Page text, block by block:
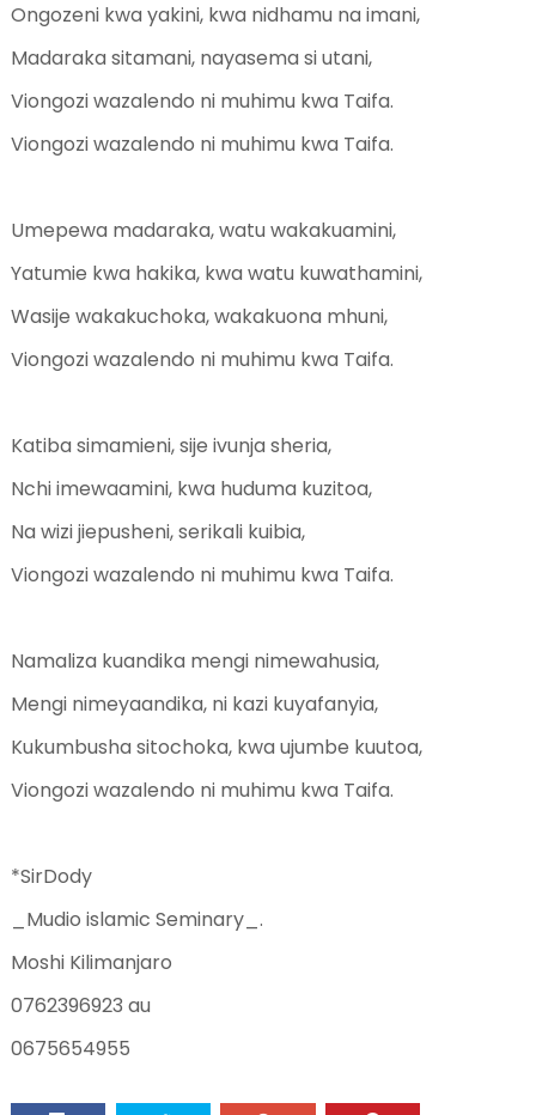
Ongozeni kwa yakini, kwa nidhamu na imani,
Madaraka sitamani, nayasema si utani,
Viongozi wazalendo ni muhimu kwa Taifa.
Viongozi wazalendo ni muhimu kwa Taifa.
Umepewa madaraka, watu wakakuamini,
Yatumie kwa hakika, kwa watu kuwathamini,
Wasije wakakuchoka, wakakuona mhuni,
Viongozi wazalendo ni muhimu kwa Taifa.
Katiba simamieni, sije ivunja sheria,
Nchi imewaamini, kwa huduma kuzitoa,
Na wizi jiepusheni, serikali kuibia,
Viongozi wazalendo ni muhimu kwa Taifa.
Namaliza kuandika mengi nimewahusia,
Mengi nimeyaandika, ni kazi kuyafanyia,
Kukumbusha sitochoka, kwa ujumbe kuutoa,
Viongozi wazalendo ni muhimu kwa Taifa.
*SirDody
_Mudio islamic Seminary_.
Moshi Kilimanjaro
0762396923 au
0675654955